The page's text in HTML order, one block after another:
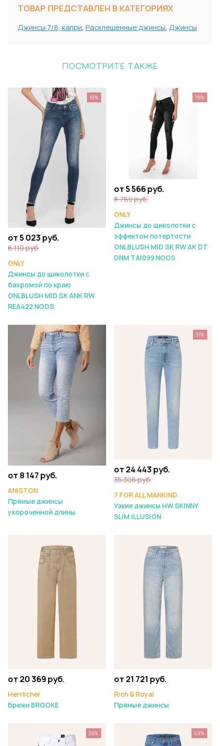
ТОВАР ПРЕДСТАВЛЕН В КАТЕГОРИЯХ
Джинсы 7/8, капри, Расклешенные джинсы, Джинсы
ПОСМОТРИТЕ ТАКЖЕ
от 5 023 руб.
6 110 руб.
ONLY
Джинсы до щиколотки с
бахромой по краю
ONLBLUSH MID SK ANK RW
REA422 NOOS
18%
от 5 566 руб.
6 789 руб.
ONLY
Джинсы до щиколотки с
эффектом потертости
ONLBLUSH MID SK RW AK DT
DNM TAI099 NOOS
19%
от 8 147 руб.
ANISTON
Прямые джинсы
укороченной длины.
от 24 443 руб.
35 308 руб.
7 FOR ALL MANKIND
Узкие джинсы HW SKINNY
SLIM ILLUSION
31%
от 20 369 руб.
Herrlicher
Брюки BROOKE
от 21 721 руб.
Rich & Royal
Прямые джинсы
29% 49%